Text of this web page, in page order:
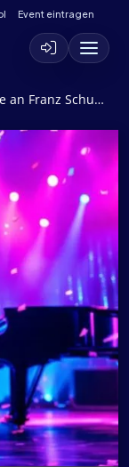
Event eintragen
Franz Schubert